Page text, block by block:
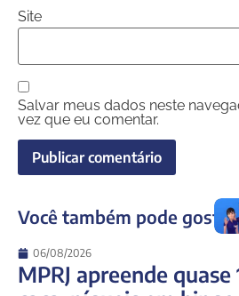
Site
Salvar meus dados neste
vez que eu comentar.
Você também pode gostar
06/08/2026
MPRJ apreende